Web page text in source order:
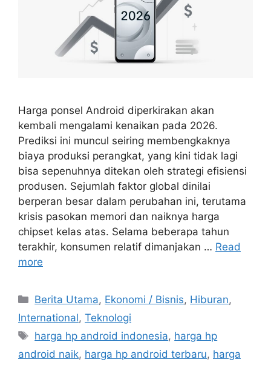
Harga ponsel Android diperkirakan akan
kembali mengalami kenaikan pada 2026.
Prediksi ini muncul seiring membengkaknya
biaya produksi perangkat, yang kini tidak lagi
bisa sepenuhnya ditekan oleh strategi efisiensi
produsen. Sejumlah faktor global dinilai
berperan besar dalam perubahan ini, terutama
krisis pasokan memori dan naiknya harga
chipset kelas atas. Selama beberapa tahun
terakhir, konsumen relatif dimanjakan … Read
more
C
a
e
g
Berita Utama, Ekonomi / Bisnis, Hiburan,
International, Teknologi
T
a
harga hp android indonesia, harga hp
android naik, harga hp android terbaru, harga